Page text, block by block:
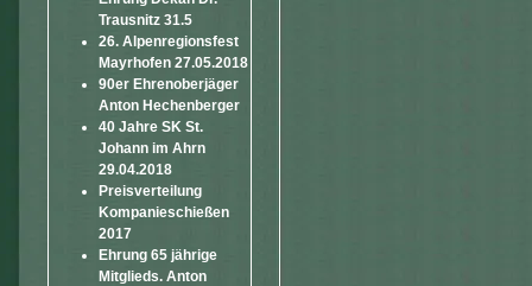
Trausnitz 31.5
26. Alpenregionsfest
Mayrhofen 27.05.2018
90er Ehrenoberjäger
Anton Hechenberger
40 Jahre SK St.
Johann im Ahrn
29.04.2018
Preisverteilung
Kompanieschießen
2017
Ehrung 65 jährige
Mitglieds. Anton